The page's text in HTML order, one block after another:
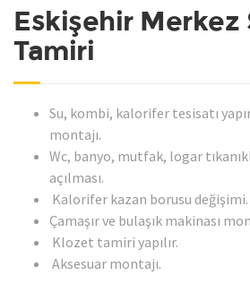
Eskişehir Merkez
Tamiri
Su, kombi, kalorifer tesisatı
montajı.
Wc, banyo, mutfak, logar
açılması.
Kalorifer kazan borusu değişimi.
Çamaşır ve bulaşık makinası
Klozet tamiri yapılır.
Aksesuar montajı.